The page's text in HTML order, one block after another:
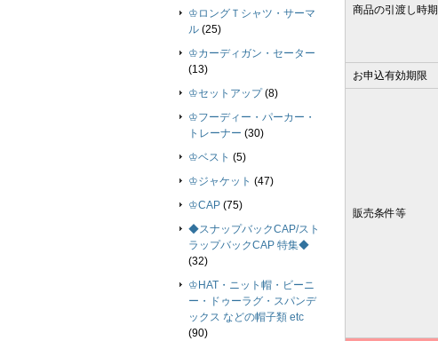
商品の引渡し時期
お申込有効期限
販売条件等
♔ロングＴシャツ・サーマ
ル (25)
♔カーディガン・セーター
(13)
♔セットアップ (8)
♔フーディー・パーカー・
トレーナー (30)
♔ベスト (5)
♔ジャケット (47)
♔CAP (75)
◆スナップバックCAP/スト
ラップバックCAP 特集◆
(32)
♔HAT・ニット帽・ビーニ
ー・ドゥーラグ・スパンデ
ックス などの帽子類 etc
(90)